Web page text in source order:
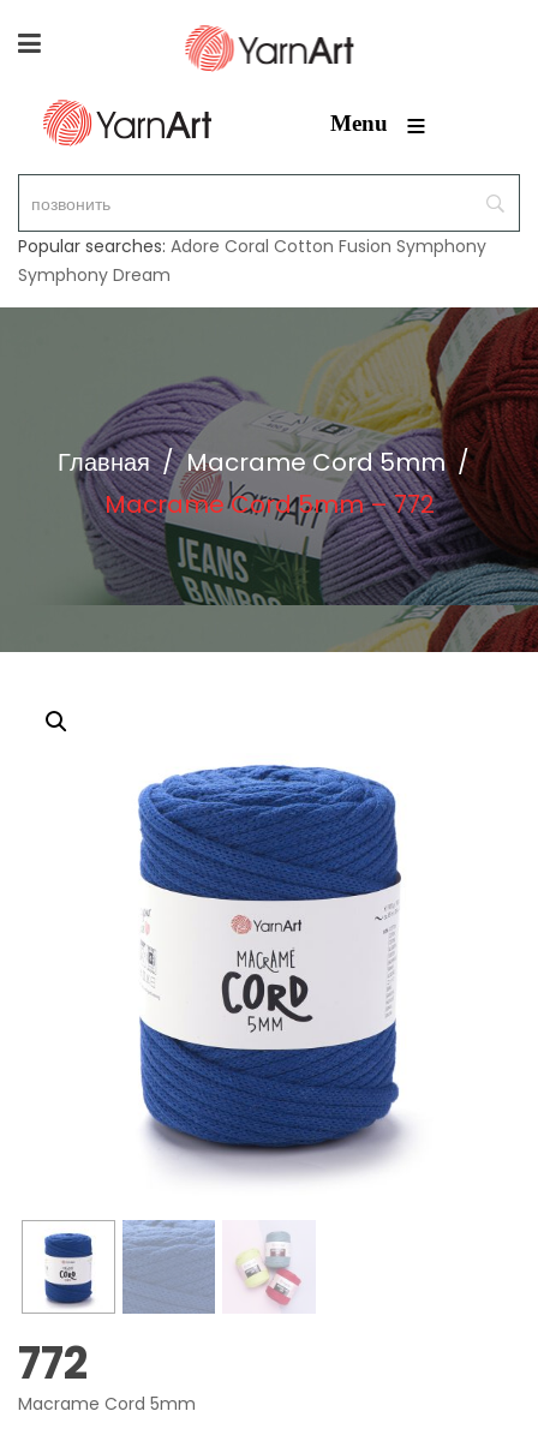
Menu ≡
Popular searches: Adore Coral Cotton Fusion Symphony
Symphony Dream
Главная / Macrame Cord 5mm /
Macrame Cord 5mm – 772
772
Macrame Cord 5mm